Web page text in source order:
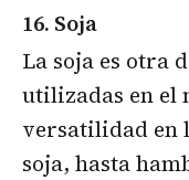
16. Soja
La soja es otra
utilizadas en el
versatilidad en
soja, hasta